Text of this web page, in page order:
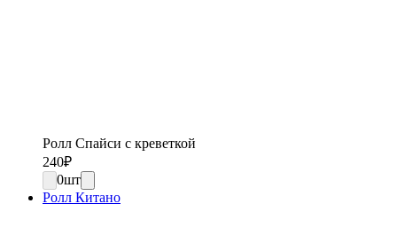
Ролл Спайси с креветкой
240₽
0шт
Ролл Китано